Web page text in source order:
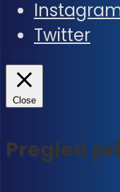
Twitter
Close
Pregled